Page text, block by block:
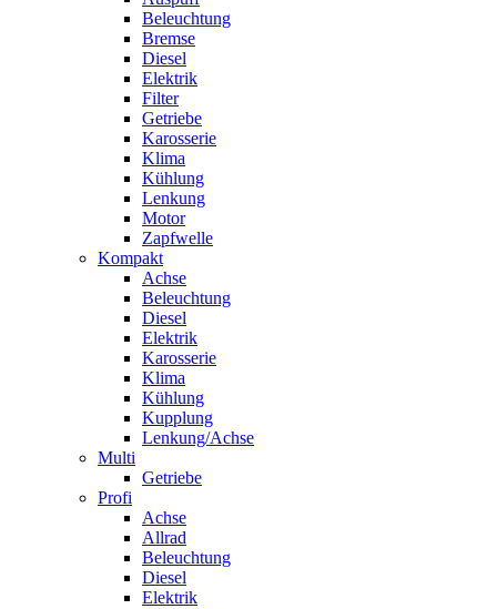
Beleuchtung
Bremse
Diesel
Elektrik
Filter
Getriebe
Karosserie
Klima
Kühlung
Lenkung
Motor
Zapfwelle
Kompakt
Achse
Beleuchtung
Diesel
Elektrik
Karosserie
Klima
Kühlung
Kupplung
Lenkung/Achse
Multi
Getriebe
Profi
Achse
Allrad
Beleuchtung
Diesel
Elektrik